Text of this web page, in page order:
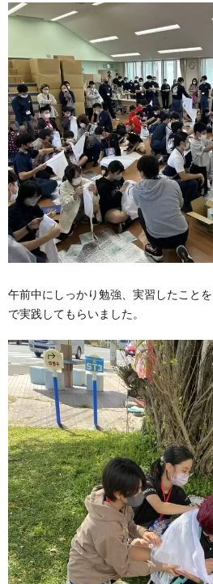
午前中にしっかり勉強、実習したこと
で実践してもらいました。